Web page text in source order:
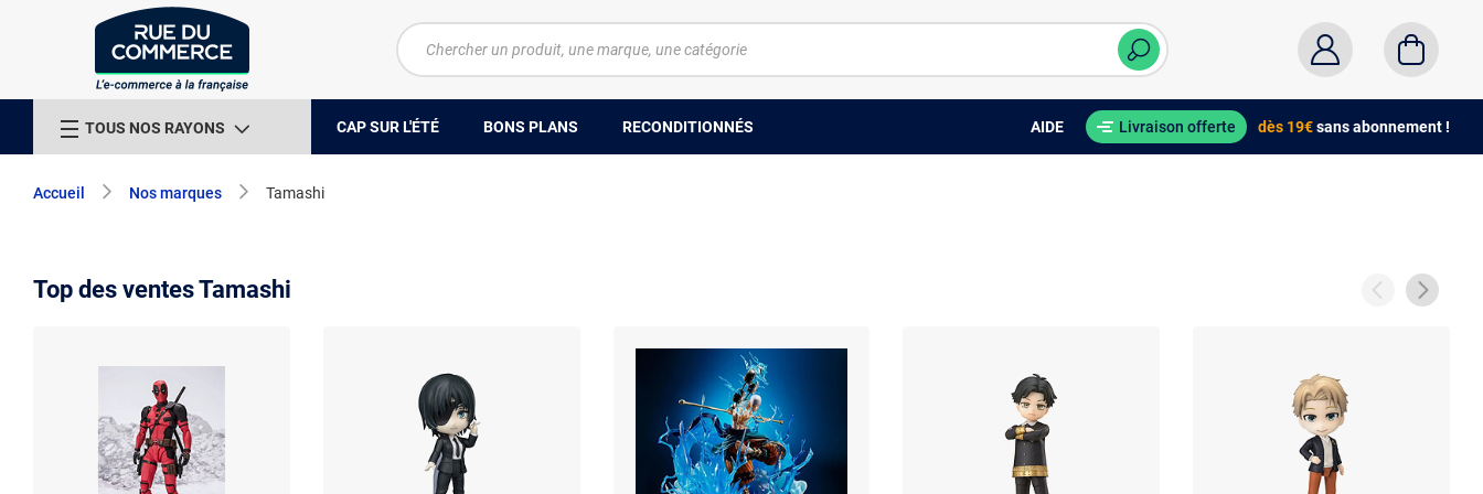
TOUS NOS RAYONS CAP SUR L'ÉTÉ BONS PLANS RECONDITIONNÉS AIDE Livraison offerte dès 19€sans abonnement !
Accueil Nos marques Tamashi
Top des ventes Tamashi